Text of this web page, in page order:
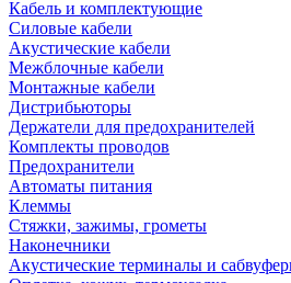
Кабель и комплектующие
Силовые кабели
Акустические кабели
Межблочные кабели
Монтажные кабели
Дистрибьюторы
Держатели для предохранителей
Комплекты проводов
Предохранители
Автоматы питания
Клеммы
Стяжки, зажимы, грометы
Наконечники
Акустические терминалы и